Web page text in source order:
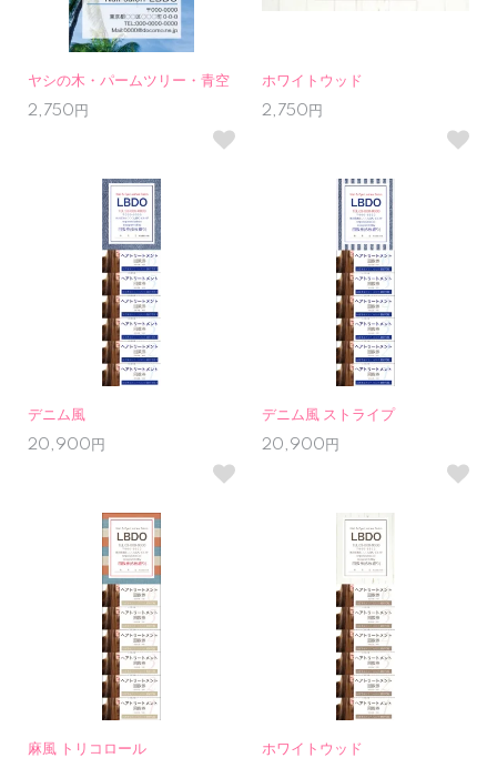
ヤシの木・パームツリー・青空
2,750円
ホワイトウッド
2,750円
デニム風
20,900円
デニム風 ストライプ
20,900円
麻風 トリコロール
ホワイトウッド